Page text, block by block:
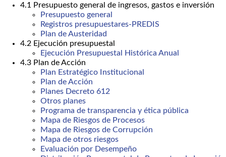
4.1 Presupuesto general de ingresos, gastos e inversión
Presupuesto general
Registros presupuestares-PREDIS
Plan de Austeridad
4.2 Ejecución presupuestal
Ejecución Presupuestal Histórica Anual
4.3 Plan de Acción
Plan Estratégico Institucional
Plan de Acción
Planes Decreto 612
Otros planes
Programa de transparencia y ética pública
Mapa de Riesgos de Procesos
Mapa de Riesgos de Corrupción
Mapa de otros riesgos
Evaluación por Desempeño